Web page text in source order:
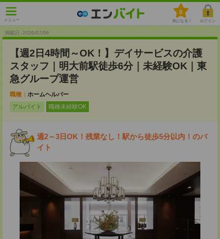
メニュー
0
気になる！ ログイン
掲載日 :2026/07/06
【週2日4時間～OK！】デイサービスの介護
スタッフ｜明大前駅徒歩6分｜未経験OK｜東
急グループ運営
職種： ホームヘルパー
アルバイト
職種未経験OK
週2～3日OK！残業なし！駅から徒歩5分以内！のバ
イト